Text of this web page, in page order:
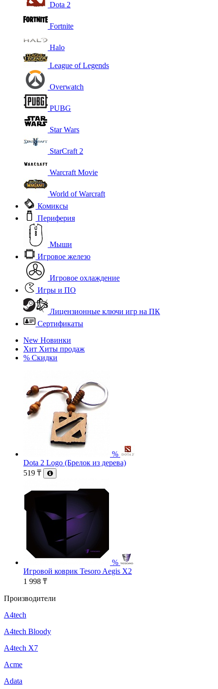
Dota 2
Fortnite
Halo
League of Legends
Overwatch
PUBG
Star Wars
StarCraft 2
Warcraft Movie
World of Warcraft
Комиксы
Периферия
Мыши
Игровое железо
Игровое охлаждение
Игры и ПО
Лицензионные ключи игр на ПК
Сертификаты
New Новинки
Хит Хиты продаж
% Скидки
%
Dota 2 Logo (Брелок из дерева)
519 ₸
%
Игровой коврик Tesoro Aegis X2
1 998 ₸
Производители
A4tech
A4tech Bloody
A4tech X7
Acme
Adata